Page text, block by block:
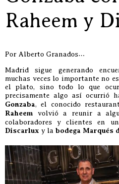
Raheem y
Por Alberto Granados…
Madrid sigue generando
muchas veces lo importante no
el plato, sino todo lo que
precisamente algo así ocurrió
Gonzaba, el conocido
Raheem volvió a reunir a
colaboradores y clientes en
Discarlux y la bodega Marqués